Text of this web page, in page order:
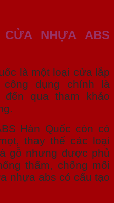
NHỰA ABS
là một loại cửa lắp
dụng chính là
qua tham khảo
Hàn Quốc còn có
thay thế các loại
gỗ nhưng được phủ
thấm, chống mối
nhựa abs có cấu tạo